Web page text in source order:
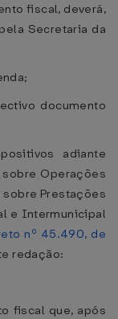
fiscal, deverá,
Secretaria da
documento
adiante
Operações
sobre Prestações
e Intermunicipal
nº 45.490, de
redação:
fiscal que, após